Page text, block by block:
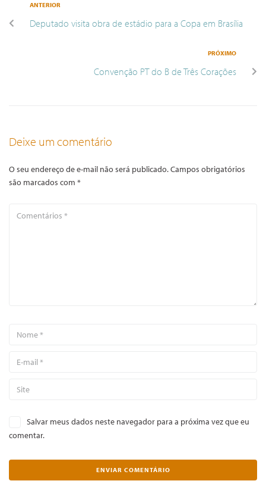
ANTERIOR
Deputado visita obra de estádio para a Copa em Brasília
PRÓXIMO
Convenção PT do B de Três Corações
Deixe um comentário
O seu endereço de e-mail não será publicado.Campos obrigatórios
são marcados com *
Salvar meus dados neste navegador para a próxima vez que eu
comentar.